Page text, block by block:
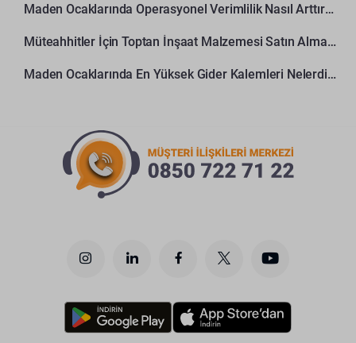
Maden Ocaklarında Operasyonel Verimlilik Nasıl Arttırılır?
Müteahhitler İçin Toptan İnşaat Malzemesi Satın Alma Rehberi
Maden Ocaklarında En Yüksek Gider Kalemleri Nelerdir?